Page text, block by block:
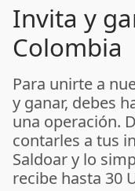
Invita y
Colombia
Para unirte a
y ganar, debes
una operación.
contarles a tus
Saldoar y lo
recibe hasta 30